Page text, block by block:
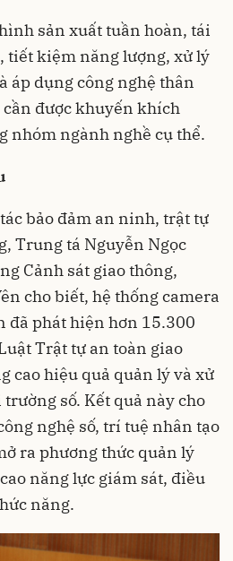
sản xuất tuần hoàn, tái
tiết kiệm năng lượng, xử lý
áp dụng công nghệ thân
được khuyến khích
nhóm ngành nghề cụ thể.
bảo đảm an ninh, trật tự
Trung tá Nguyễn Ngọc
Cảnh sát giao thông,
cho biết, hệ thống camera
đã phát hiện hơn 15.300
Trật tự an toàn giao
cao hiệu quả quản lý và xử
số. Kết quả này cho
nghệ số, trí tuệ nhân tạo
ra phương thức quản lý
năng lực giám sát, điều
năng.